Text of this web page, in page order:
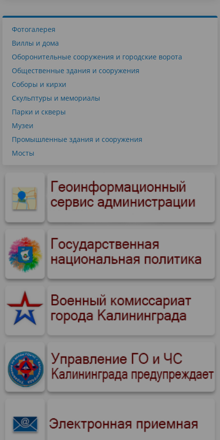
Фотогалерея
Виллы и дома
Оборонительные сооружения и городские ворота
Общественные здания и сооружения
Соборы и кирхи
Скульптуры и мемориалы
Парки и скверы
Музеи
Промышленные здания и сооружения
Мосты